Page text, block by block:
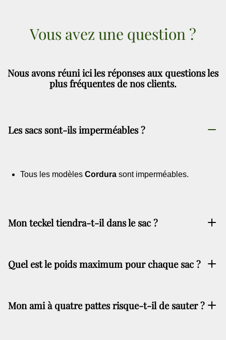
Vous avez une question ?
Nous avons réuni ici les réponses aux questions les
plus fréquentes de nos clients.
Les sacs sont-ils imperméables ?
Tous les modèles Cordura sont imperméables.
Mon teckel tiendra-t-il dans le sac ?
Quel est le poids maximum pour chaque sac ?
Mon ami à quatre pattes risque-t-il de sauter ?